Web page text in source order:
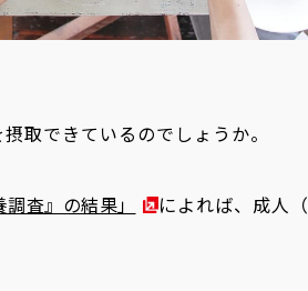
取できているのでしょうか。
査』の結果」
によれば、成人